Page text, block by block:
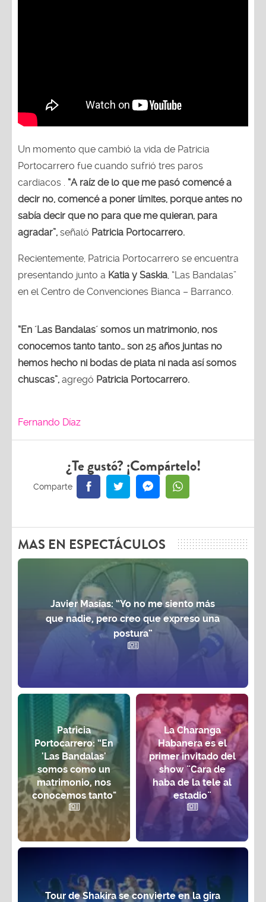
Un momento que cambió la vida de Patricia
Portocarrero fue cuando sufrió tres paros
cardiacos . “A raíz de lo que me pasó comencé a
decir no, comencé a poner límites, porque antes no
sabía decir que no para que me quieran, para
agradar”, señaló Patricia Portocarrero.
Recientemente, Patricia Portocarrero se encuentra
presentando junto a Katia y Saskia, “Las Bandalas”
en el Centro de Convenciones Bianca – Barranco.
“En ´Las Bandalas´ somos un matrimonio, nos
conocemos tanto tanto… son 25 años juntas no
hemos hecho ni bodas de plata ni nada así somos
chuscas”, agregó Patricia Portocarrero.
Fernando Díaz
¿Te gustó? ¡Compártelo!
MAS EN ESPECTÁCULOS
Javier Masías: “Yo no me siento más
que nadie, pero creo que expreso una
postura”
Patricia
Portocarrero: “En
'Las Bandalas'
somos como un
matrimonio, nos
conocemos tanto"
La Charanga
Habanera es el
primer invitado del
show ¨Cara de
haba de la tele al
estadio¨
Tour de Shakira se convierte en la gira